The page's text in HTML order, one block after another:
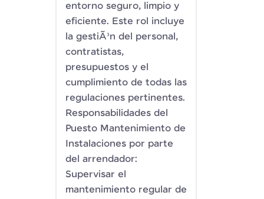
entorno seguro, limpio y
eficiente. Este rol incluye
la gestiÃ³n del personal,
contratistas,
presupuestos y el
cumplimiento de todas las
regulaciones pertinentes.
Responsabilidades del
Puesto Mantenimiento de
Instalaciones por parte
del arrendador:
Supervisar el
mantenimiento regular de